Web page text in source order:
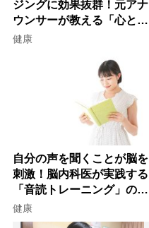
ジングに効果抜群！元アナ
ウンサーが教える「心と体
を元気にする音読の習慣」
健康
自分の声を聞くことが脳を
刺激！脳内科医が実践する
「音読トレーニング」の極
意
健康